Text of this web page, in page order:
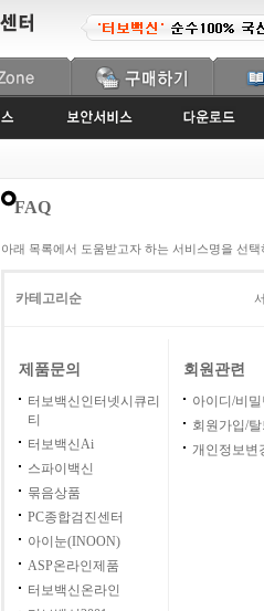
FAQ
아래 목록에서 도움받고자 하는 서비스명을 선택
카테고리순
제품문의
터보백신인터넷시큐리
티
터보백신Ai
스파이백신
묶음상품
PC종합검진센터
아이눈(INOON)
ASP온라인제품
터보백신온라인
회원관련
아이디/비
회원가입/
개인정보변